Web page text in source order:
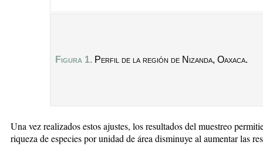
Figura 1. Perfil de la región de Nizanda, Oaxaca.
Una vez realizados estos ajustes, los resultados del muestreo
riqueza de especies por unidad de área disminuye al aumentar las